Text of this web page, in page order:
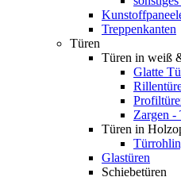
Treppenkanten
Türen
Türen in weiß
Glatte
Zargen
Türen in
Glastüren
Schiebetüren